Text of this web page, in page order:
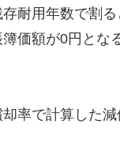
耐用年数で割
価額が0円とな
率で計算した